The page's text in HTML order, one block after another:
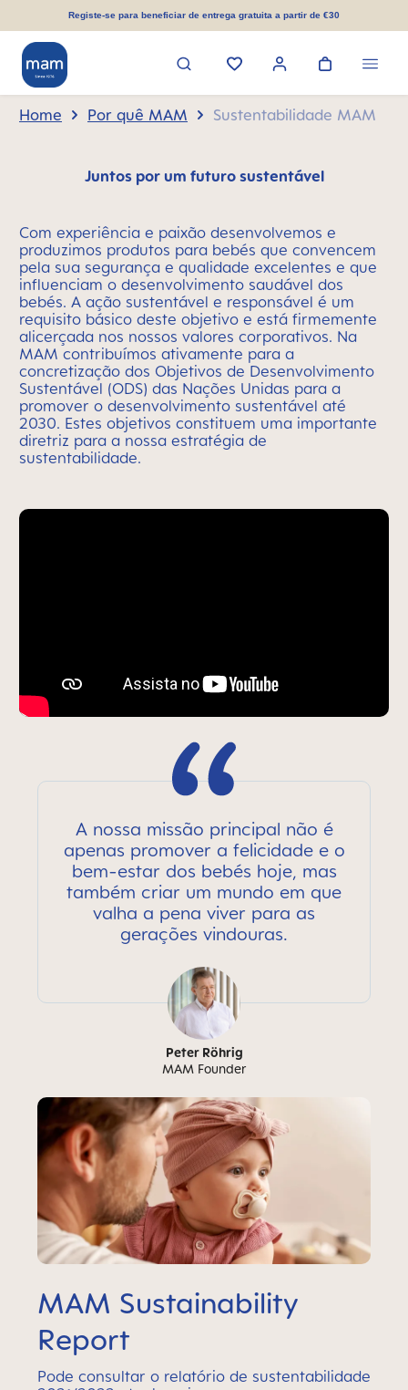
principalRegiste-se para beneficiar de entrega gratuita a partir de €30
Home Por quê MAM Sustentabilidade MAM
Juntos por um futuro sustentável
Com experiência e paixão desenvolvemos e
produzimos produtos para bebés que convencem
pela sua segurança e qualidade excelentes e que
influenciam o desenvolvimento saudável dos
bebés. A ação sustentável e responsável é um
requisito básico deste objetivo e está firmemente
alicerçada nos nossos valores corporativos. Na
MAM contribuímos ativamente para a
concretização dos Objetivos de Desenvolvimento
Sustentável (ODS) das Nações Unidas para a
promover o desenvolvimento sustentável até
2030. Estes objetivos constituem uma importante
diretriz para a nossa estratégia de
sustentabilidade.
A nossa missão principal não é
apenas promover a felicidade e o
bem-estar dos bebés hoje, mas
também criar um mundo em que
valha a pena viver para as
gerações vindouras.
Peter Röhrig
MAM Founder
MAM Sustainability
Report
Pode consultar o relatório de sustentabilidade